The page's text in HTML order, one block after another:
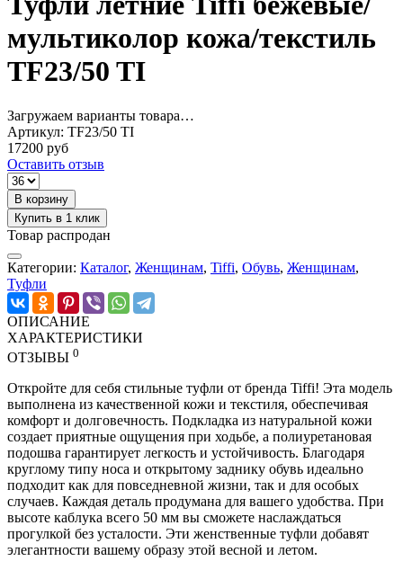
мультиколор кожа/текстиль
TF23/50 TI
Загружаем варианты товара…
Артикул: TF23/50 TI
17200 руб
Оставить отзыв
В корзину
Купить в 1 клик
Товар распродан
Категории: Каталог, Женщинам, Tiffi, Обувь, Женщинам,
Туфли
ОПИСАНИЕ
ХАРАКТЕРИСТИКИ
ОТЗЫВЫ 0
Откройте для себя стильные туфли от бренда Tiffi! Эта модель
выполнена из качественной кожи и текстиля, обеспечивая
комфорт и долговечность. Подкладка из натуральной кожи
создает приятные ощущения при ходьбе, а полиуретановая
подошва гарантирует легкость и устойчивость. Благодаря
круглому типу носа и открытому заднику обувь идеально
подходит как для повседневной жизни, так и для особых
случаев. Каждая деталь продумана для вашего удобства. При
высоте каблука всего 50 мм вы сможете наслаждаться
прогулкой без усталости. Эти женственные туфли добавят
элегантности вашему образу этой весной и летом.